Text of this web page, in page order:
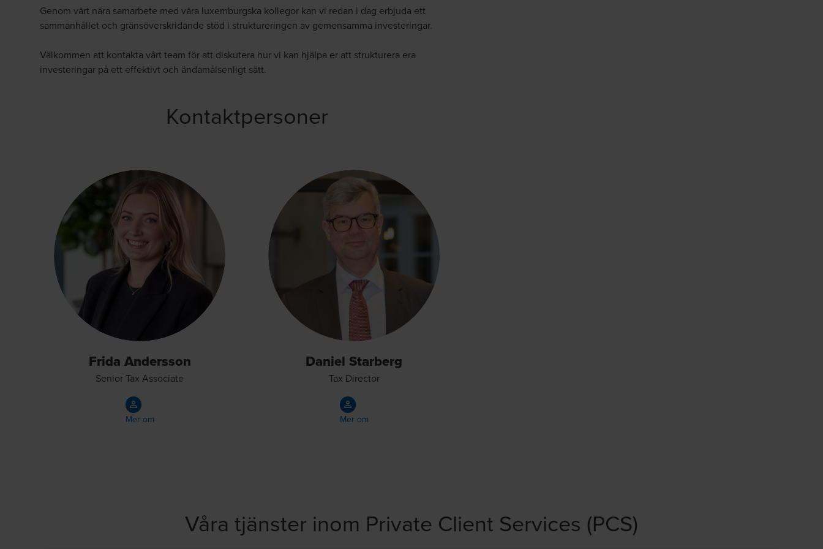
Genom vårt nära samarbete med våra luxemburgska kollegor kan vi redan i dag erbjuda ett
sammanhållet och gränsöverskridande stöd i struktureringen av gemensamma investeringar.
Välkommen att kontakta vårt team för att diskutera hur vi kan hjälpa er att strukturera era
investeringar på ett effektivt och ändamålsenligt sätt.
Kontaktpersoner
Frida Andersson
Senior Tax Associate
Mer om
Daniel Starberg
Tax Director
Mer om
Våra tjänster inom Private Client Services (PCS)